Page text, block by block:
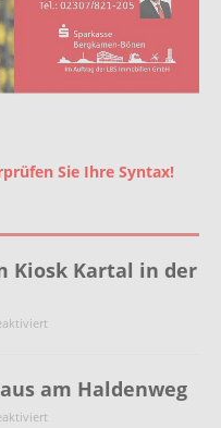
Sie Ihre Syntax!
Kiosk Kartal in der
am Haldenweg